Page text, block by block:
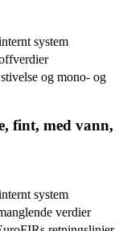
system
og mono- og
fint, med vann,
system
verdier